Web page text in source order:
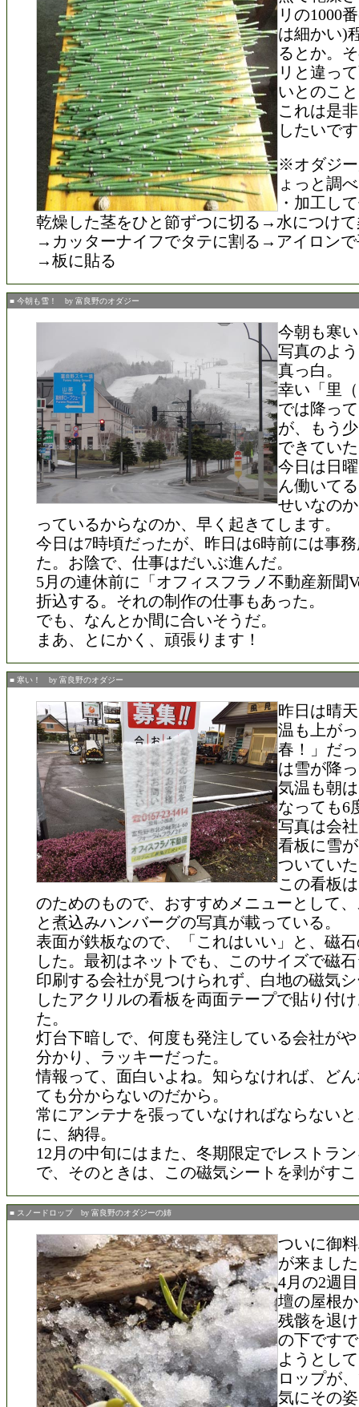
リの1000
は細かい)
るとか。
リと違っ
いとのこ
これは是
したいで
※オダジ
ょっと調
・加工し
乾燥した茎をひと節ずつに切る→水につけ
→カッターナイフでタテに割る→アイロン
→板に貼る
■ 今朝も雪！ by 富良野のオダジー
今朝も寒
写真のよ
真っ白。
幸い「里
では降っ
が、もう
できてい
今日は日
ん働いて
せいなの
っているからなのか、早く起きてします。
今日は7時頃だったが、昨日は6時前には事
た。お陰で、仕事はだいぶ進んだ。
5月の連休前に「オフィスフラノ不動産新聞
折込する。それの制作の仕事もあった。
でも、なんとか間に合いそうだ。
まあ、とにかく、頑張ります！
■ 寒い！ by 富良野のオダジー
昨日は晴
温も上が
春！」だ
は雪が降
気温も朝
なっても6
写真は会
看板に雪
ついてい
この看板
のためのもので、おすすめメニューとして
と煮込みハンバーグの写真が載っている。
表面が鉄板なので、「これはいい」と、磁
した。最初はネットでも、このサイズで磁
印刷する会社が見つけられず、白地の磁気
したアクリルの看板を両面テープで貼り付
た。
灯台下暗しで、何度も発注している会社が
分かり、ラッキーだった。
情報って、面白いよね。知らなければ、ど
ても分からないのだから。
常にアンテナを張っていなければならない
に、納得。
12月の中旬にはまた、冬期限定でレストラ
で、そのときは、この磁気シートを剥がす
■ スノードロップ by 富良野のオダジーの姉
ついに御
が来まし
4月の2週
壇の屋根
残骸を退
の下です
ようとし
ロップが
気にその